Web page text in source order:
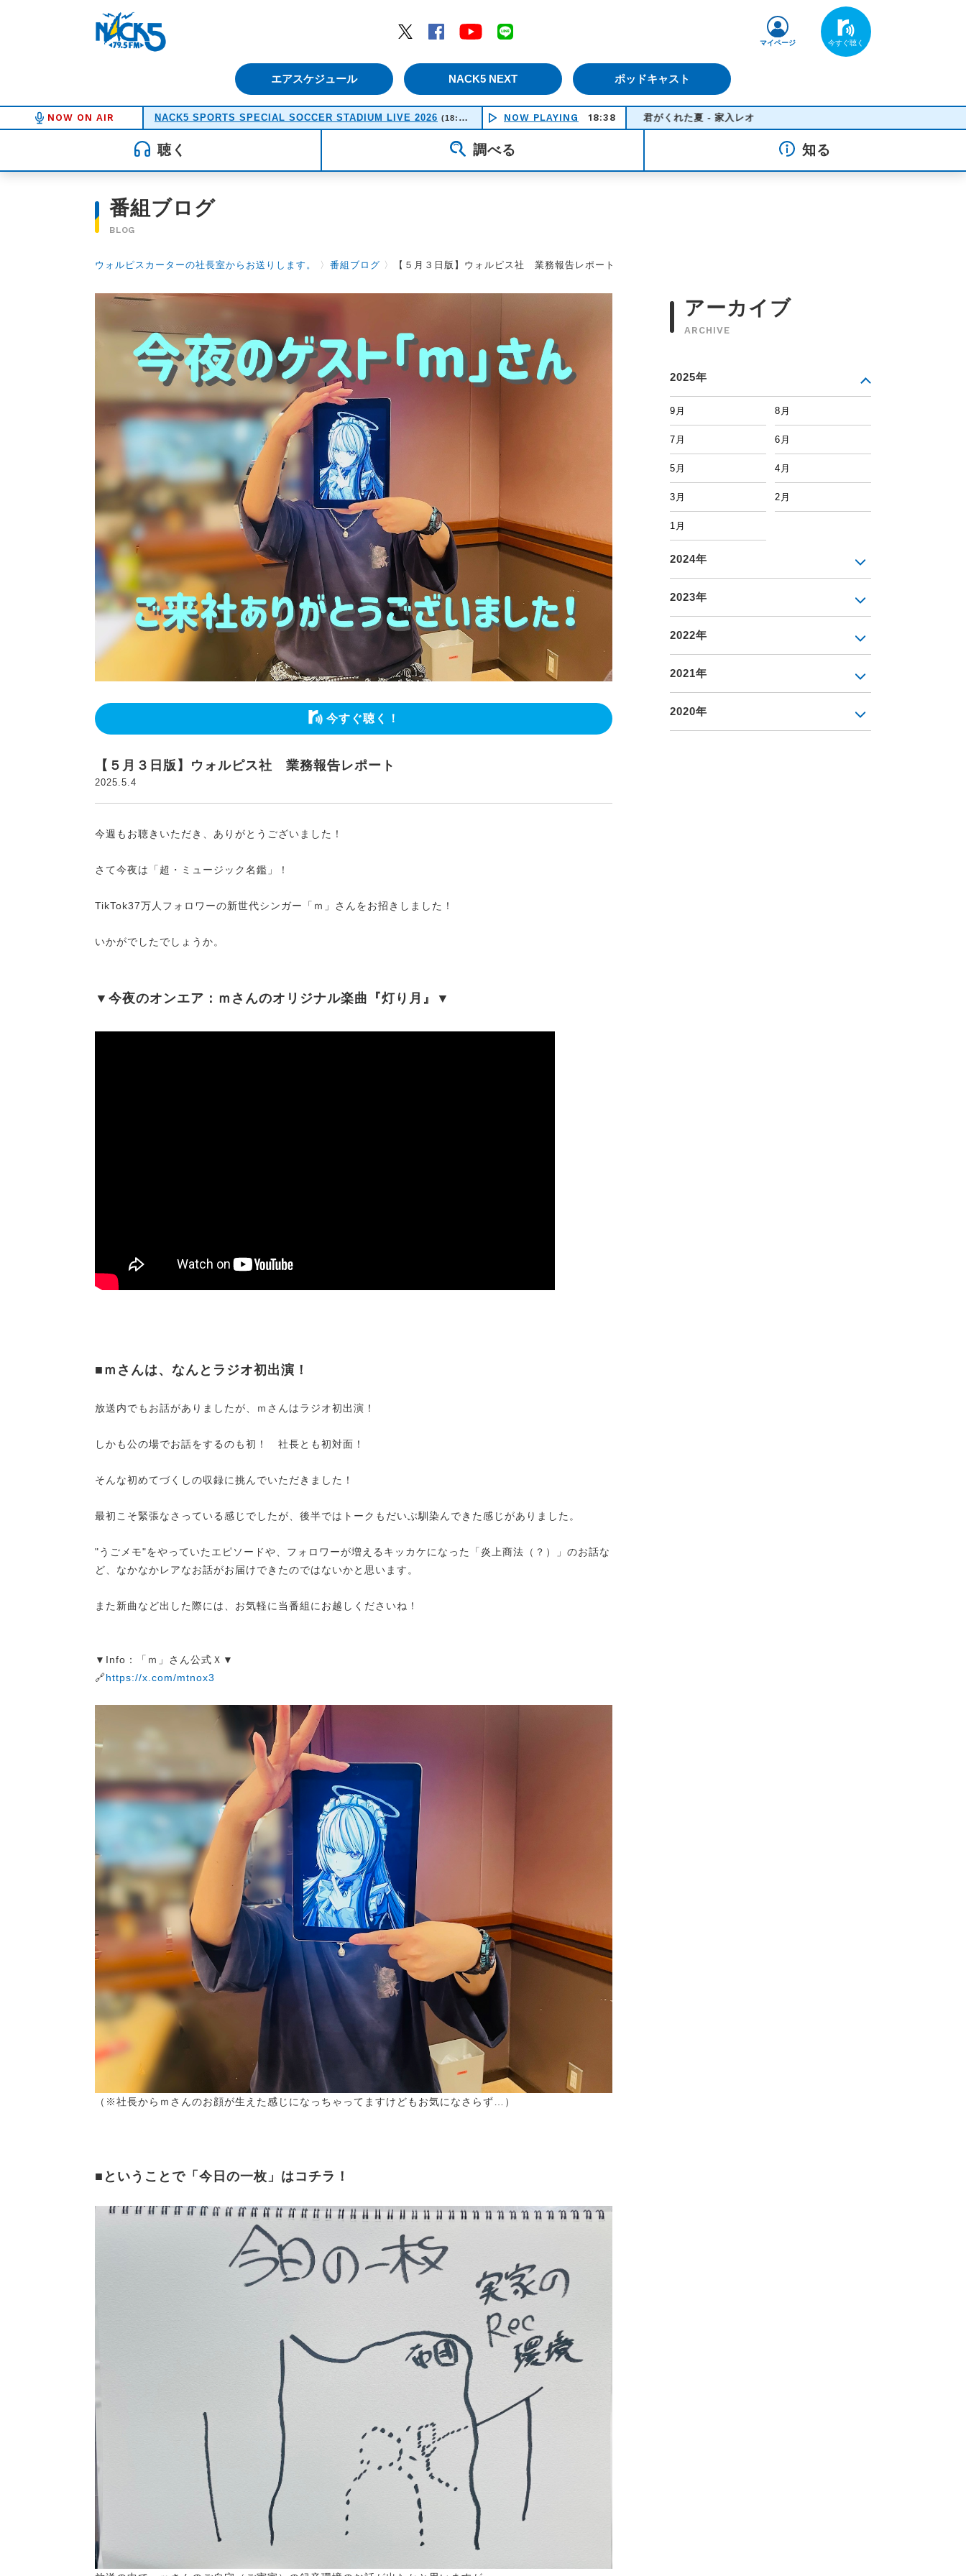
Twitter
Facebook YouTube
エアスケジュール NACK5 NEXT ポッドキャスト
マイページ
NOW ON AIR NACK5 SPORTS SPECIAL SOCCER STADIUM LIVE 2026 (18:50-21:30) NOW PLAYING 18:38
君がくれた夏 - 家入レオ
聴く 調べる 知る
番組ブログ
BLOG
ウォルピスカーターの社長室からお送りします。 〉 番組ブログ 〉 【５月３日版】ウォルピス社 業務報告レポート
今すぐ聴く！
【５月３日版】ウォルピス社 業務報告レポート
2025.5.4
今週もお聴きいただき、ありがとうございました！
さて今夜は「超・ミュージック名鑑」！
TikTok37万人フォロワーの新世代シンガー「ｍ」さんをお招きしました！
いかがでしたでしょうか。
▼今夜のオンエア：ｍさんのオリジナル楽曲『灯り月』▼
■ｍさんは、なんとラジオ初出演！
放送内でもお話がありましたが、ｍさんはラジオ初出演！
しかも公の場でお話をするのも初！ 社長とも初対面！
そんな初めてづくしの収録に挑んでいただきました！
最初こそ緊張なさっている感じでしたが、後半ではトークもだいぶ馴染んできた感じがありました。
"うごメモ"をやっていたエピソードや、フォロワーが増えるキッカケになった「炎上商法（？）」のお話な
ど、なかなかレアなお話がお届けできたのではないかと思います。
また新曲など出した際には、お気軽に当番組にお越しくださいね！
▼Info：「ｍ」さん公式Ｘ▼
🔗https://x.com/mtnox3
（※社長からｍさんのお顔が生えた感じになっちゃってますけどもお気になさらず…）
■ということで「今日の一枚」はコチラ！
アーカイブ
ARCHIVE
2025年
9月 8月
7月 6月
5月 4月
3月 2月
1月
2024年
2023年
2022年
2021年
2020年